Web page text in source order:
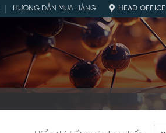
HƯỚNG DẪN MUA HÀNG HEAD OFFICE